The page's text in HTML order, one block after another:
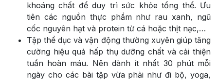
khoáng chất để duy trì sức khỏe tổng thể. Ưu
tiên các nguồn thực phẩm như rau xanh, ngũ
cốc nguyên hạt và protein từ cá hoặc thịt nạc,…
Tập thể dục và vận động thường xuyên giúp tăng
cường hiệu quả hấp thụ dưỡng chất và cải thiện
tuần hoàn máu. Nên dành ít nhất 30 phút mỗi
ngày cho các bài tập vừa phải như đi bộ, yoga,